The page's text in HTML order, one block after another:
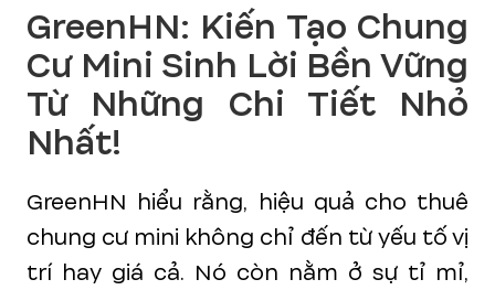
GreenHN: Kiến Tạo Chung
Cư Mini Sinh Lời Bền Vững
Từ Những Chi Tiết Nhỏ
Nhất!
GreenHN hiểu rằng, hiệu quả cho thuê
chung cư mini không chỉ đến từ yếu tố vị
trí hay giá cả. Nó còn nằm ở sự tỉ mỉ,